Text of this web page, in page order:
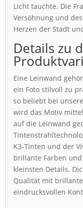
Licht tauchte. Die
Versöhnung und
Herzen der Stadt
Details zu
Eine Leinwand
ein Foto stilvoll zu
so beliebt bei
wird das Motiv
auf die Leinwand
K3-Tinten und der
brillante Farben
kleinsten Details.
Qualität mit
eindrucksvollen